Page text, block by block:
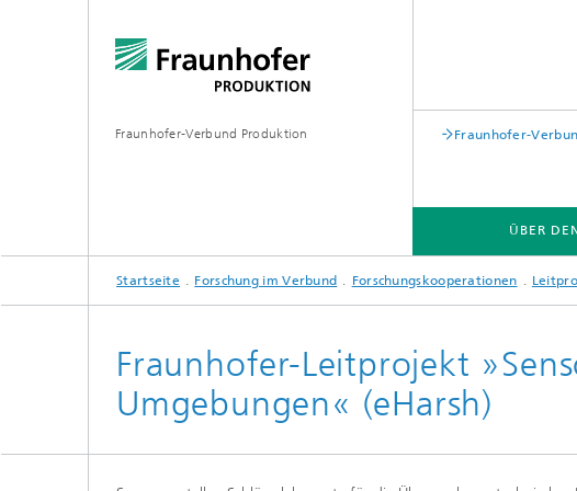
Fraunhofer-Verbund Produktion Fraunhofer-
ÜBER
ÜBER DEN VERBUND
Testumgebungen
FORSCHUNG IM VERBUND
Leitprojekte
MEHR
Hannover Messe
Formnext
Startseite Forschung im Verbund Forschungskooperationen
Fraunhofer-Leitprojekt
Umgebungen« (eHarsh)